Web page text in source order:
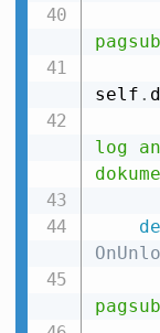
self .
log